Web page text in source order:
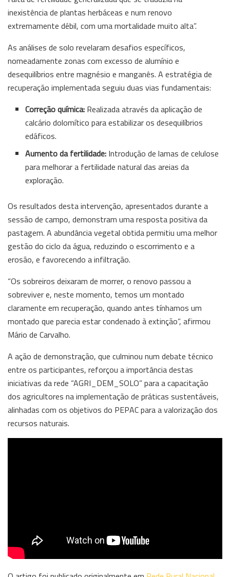
inexistência de plantas herbáceas e num renovo
extremamente débil, com uma mortalidade muito alta”.
As análises de solo revelaram desafios específicos,
nomeadamente zonas com excesso de alumínio e
desequilíbrios entre magnésio e manganês. A estratégia de
recuperação implementada seguiu duas vias fundamentais:
Correção química: Realizada através da aplicação de
calcário dolomítico para estabilizar os desequilíbrios
edáficos.
Aumento da fertilidade: Introdução de lamas de celulose
para melhorar a fertilidade natural das areias da
exploração.
Os resultados desta intervenção, apresentados durante a
sessão de campo, demonstram uma resposta positiva da
pastagem. A abundância vegetal obtida permitiu uma melhor
gestão do ciclo da água, reduzindo o escorrimento e a
erosão, e favorecendo a infiltração.
“Os sobreiros deixaram de morrer, o renovo passou a
sobreviver e, neste momento, temos um montado
claramente em recuperação, quando antes tínhamos um
montado que parecia estar condenado à extinção”, afirmou
Mário de Carvalho.
A ação de demonstração, que culminou num debate técnico
entre os participantes, reforçou a importância destas
iniciativas da rede “AGRI_DEM_SOLO” para a capacitação
dos agricultores na implementação de práticas sustentáveis,
alinhadas com os objetivos do PEPAC para a valorização dos
recursos naturais.